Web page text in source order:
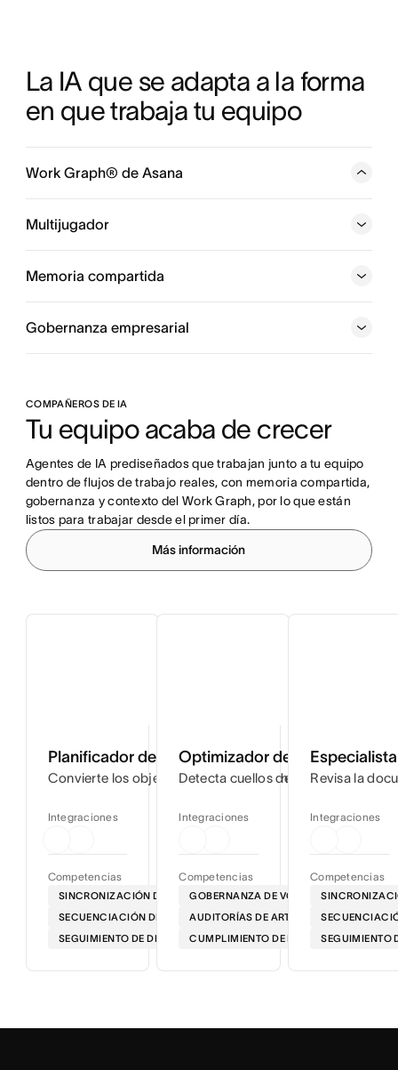
La IA que se adapta a la forma
en que trabaja tu equipo
Work Graph® de Asana
Una red neuronal que abarca todo lo que hace tu
empresa y que conecta con cada persona, tarea,
cuándo y con qué objetivo.
Multijugador
Memoria compartida
Gobernanza empresarial
COMPAÑEROS DE IA
Tu equipo acaba de crecer
Agentes de IA prediseñados que trabajan junto a tu equipo
dentro de flujos de trabajo reales, con memoria compartida,
gobernanza y contexto del Work Graph, por lo que están
listos para trabajar desde el primer día.
Más información
Planificador de lanzamientos
Convierte los objetivos del proyecto en cronogramas
Competencias
SINCRONIZACIÓN DE LA HOJA DE RUTA
SECUENCIACIÓN DE LA SALIDA AL MERCADO
SEGUIMIENTO DE DEPENDENCIAS
Integraciones
Optimizador de flujos de
Detecta cuellos de botella en tus
Competencias
GOBERNANZA DE VOZ
AUDITORÍAS DE ARTEFACTOS
CUMPLIMIENTO DE LAS NORMATIVAS EN
Integraciones
Revisa la
Competencias
SEGUIMIENTO
Integraciones